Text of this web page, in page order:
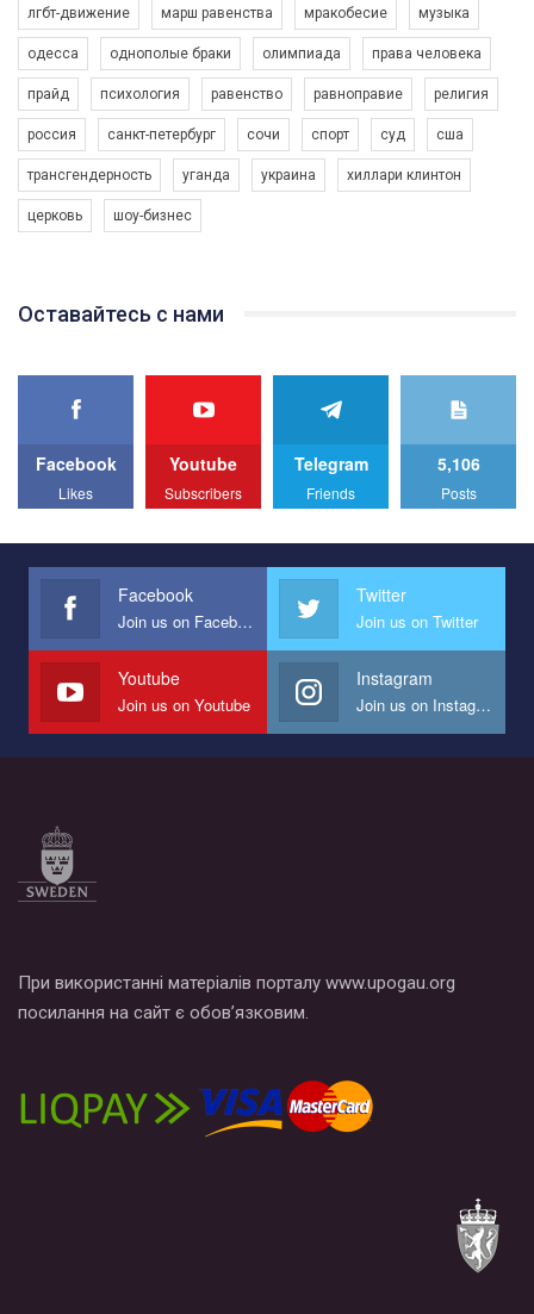
Зупинимо насильство проти ЛГБТ в Україні! Stop violence against LGBT in Ukraine!
6/30/2017
Емоційний та вражаючий промо-ролік на конкурс PACT, який
представляє програму "Гей-альянс Україна" з протидії
насильству проти ЛГБТ в Україні.
Ми просимо вашої підтримки, щоб реалізувати нашу
програму з боротьби з насильством проти ЛГБТ в Україні.
Якщо ти хочеш підтримати нас - просто натисни "лайк" під
best video, representing programme for the development of
We appeal to your support and ask to help us implement our plan
All you have to do is to press "Like" below the video.
Эмоционально сильный ролик от команды "Гей-альянс
представляющий программу развития организации.
Мы просим вас поддержать нас и помочь нам реализовать
наш план по борьбе с насилием и дискриминацией на почве
СОГИ в Украине.
Все, что вам нужно сделать - это зайти на наш канал YouTube
1.9K Просмотров • 226 Нравится • 5 Комментариев
лгбт-движение марш равенства мракобесие музыка
одесса однополые браки олимпиада права человека
прайд психология равенство равноправие религия
россия санкт-петербург сочи спорт суд сша
трансгендерность уганда украина хиллари клинтон
церковь шоу-бизнес
Оставайтесь с нами
Facebook
Likes
Youtube
Subscribers
Telegram
Friends
5,106
Posts
Facebook
Join us on Facebook
Twitter
Join us on Twitter
Youtube
Join us on Youtube
Instagram
Join us on Instagram
При використанні матеріалів порталу www.upogau.org
посилання на сайт є обов’язковим.